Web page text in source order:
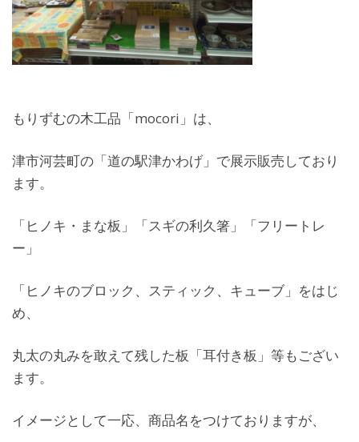
もりずむの木工品「mocori」は、
津市河芸町の「道の駅津かわげ」で展示販売しており
ます。
「ヒノキ・まな板」「スギの利久箸」「フリートレ
ー」
「ヒノキのブロック、スティック、キューブ」をはじ
め、
丸太の丸みを敢えて残した板「耳付き板」等もござい
ます。
イメージとして一応、商品名をつけておりますが、